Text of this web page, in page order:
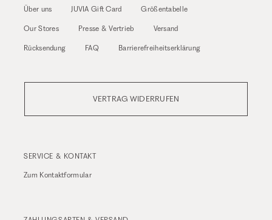
Über uns JUVIA Gift Card Größentabelle
Our Stores Presse & Vertrieb Versand
Rücksendung FAQ Barrierefreiheitserklärung
VERTRAG WIDERRUFEN
SERVICE & KONTAKT
Zum Kontaktformular